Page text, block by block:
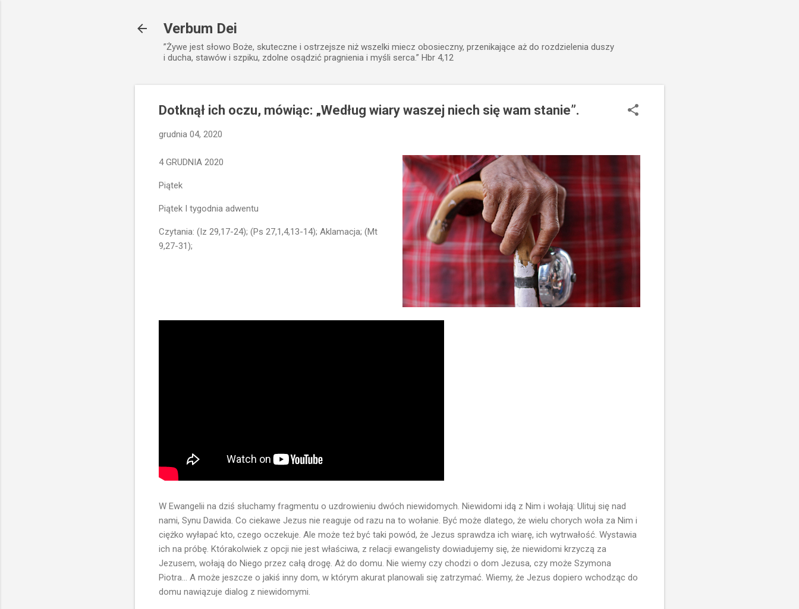
Verbum Dei
”Żywe jest słowo Boże, skuteczne i ostrzejsze niż wszelki miecz obosieczny, przenikające aż do rozdzielenia duszy
i ducha, stawów i szpiku, zdolne osądzić pragnienia i myśli serca.” Hbr 4,12
Dotknął ich oczu, mówiąc: „Według wiary waszej niech się wam stanie”.
grudnia 04, 2020
4 GRUDNIA 2020
Piątek
Piątek I tygodnia adwentu
Czytania: (Iz 29,17-24); (Ps 27,1,4,13-14); Aklamacja; (Mt
9,27-31);
W Ewangelii na dziś słuchamy fragmentu o uzdrowieniu dwóch niewidomych. Niewidomi idą z Nim i wołają: Ulituj się nad
nami, Synu Dawida. Co ciekawe Jezus nie reaguje od razu na to wołanie. Być może dlatego, że wielu chorych woła za Nim i
ciężko wyłapać kto, czego oczekuje. Ale może też być taki powód, że Jezus sprawdza ich wiarę, ich wytrwałość. Wystawia
ich na próbę. Którakolwiek z opcji nie jest właściwa, z relacji ewangelisty dowiadujemy się, że niewidomi krzyczą za
Jezusem, wołają do Niego przez całą drogę. Aż do domu. Nie wiemy czy chodzi o dom Jezusa, czy może Szymona
Piotra... A może jeszcze o jakiś inny dom, w którym akurat planowali się zatrzymać. Wiemy, że Jezus dopiero wchodząc do
domu nawiązuje dialog z niewidomymi.